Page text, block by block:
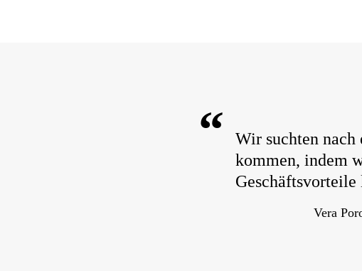
“
Wir suchten
kommen, indem
Vera